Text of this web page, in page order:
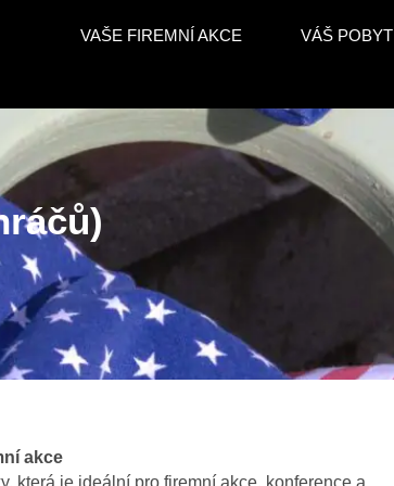
VAŠE FIREMNÍ AKCE VÁŠ POBYT
akce
která je ideální pro firemní akce, konference a